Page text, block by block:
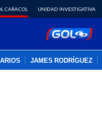
CARACOL UNIDAD INVESTIGATIVA
JAMES RODRÍGUEZ